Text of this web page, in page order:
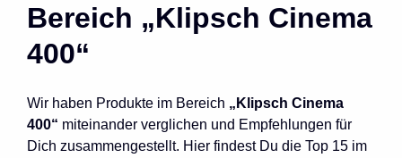
Bereich „Klipsch Cinema
400“
Wir haben Produkte im Bereich „Klipsch Cinema
400“ miteinander verglichen und Empfehlungen für
Dich zusammengestellt. Hier findest Du die Top 15 im